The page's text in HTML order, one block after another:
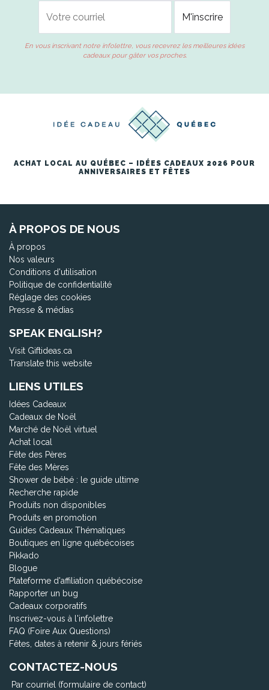
En vous inscrivant notre infolettre, vous recevrez les meilleures idées
cadeaux pour gâter vos proches.
ACHAT LOCAL AU QUÉBEC – IDÉES CADEAUX 2026 POUR
ANNIVERSAIRES ET FÊTES
À PROPOS DE NOUS
À propos
Nos valeurs
Conditions d'utilisation
Politique de confidentialité
Réglage des cookies
Presse & médias
SPEAK ENGLISH?
Visit Giftideas.ca
Translate this website
LIENS UTILES
Idées Cadeaux
Cadeaux de Noël
Marché de Noël virtuel
Achat local
Fête des Pères
Fête des Mères
Shower de bébé : le guide ultime
Recherche rapide
Produits non disponibles
Produits en promotion
Guides Cadeaux Thématiques
Boutiques en ligne québécoises
Pikkado
Blogue
Plateforme d'affiliation québécoise
Rapporter un bug
Cadeaux corporatifs
Inscrivez-vous à l'infolettre
FAQ (Foire Aux Questions)
Fêtes, dates à retenir & jours fériés
CONTACTEZ-NOUS
Par courriel (formulaire de contact)